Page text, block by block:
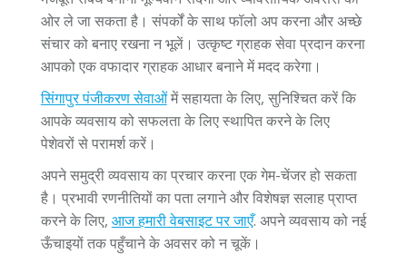
ओर ले जा सकता है। संपर्कों के साथ फॉलो अप करना और अच्छे
संचार को बनाए रखना न भूलें। उत्कृष्ट ग्राहक सेवा प्रदान करना
आपको एक वफादार ग्राहक आधार बनाने में मदद करेगा।
सिंगापुर पंजीकरण सेवाओंमें सहायता के लिए, सुनिश्चित करें कि
आपके व्यवसाय को सफलता के लिए स्थापित करने के लिए
पेशेवरों से परामर्श करें।
अपने समुद्री व्यवसाय का प्रचार करना एक गेम-चेंजर हो सकता
है। प्रभावी रणनीतियों का पता लगाने और विशेषज्ञ सलाह प्राप्त
करने के लिए, आज हमारी वेबसाइट पर जाएँ. अपने व्यवसाय को नई
ऊँचाइयों तक पहुँचाने के अवसर को न चूकें।